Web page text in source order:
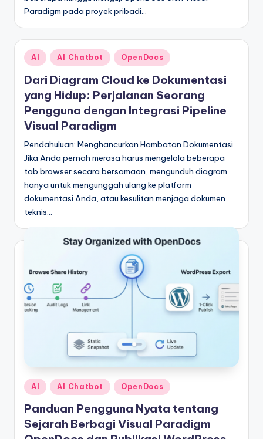
Paradigm pada proyek pribadi…
Posted
in
AI AI Chatbot OpenDocs
Dari Diagram Cloud ke Dokumentasi
yang Hidup: Perjalanan Seorang
Pengguna dengan Integrasi Pipeline
Visual Paradigm
Pendahuluan: Menghancurkan Hambatan Dokumentasi
Jika Anda pernah merasa harus mengelola beberapa
tab browser secara bersamaan, mengunduh diagram
hanya untuk mengunggah ulang ke platform
dokumentasi Anda, atau kesulitan menjaga dokumen
teknis…
Posted
in
AI AI Chatbot OpenDocs
Panduan Pengguna Nyata tentang
Sejarah Berbagi Visual Paradigm